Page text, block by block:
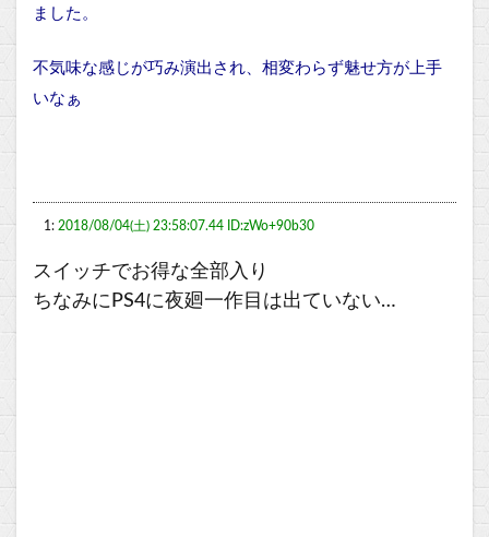
ました。
不気味な感じが巧み演出され、相変わらず魅せ方が上手
いなぁ
1: 2018/08/04(土) 23:58:07.44 ID:zWo+90b30
スイッチでお得な全部入り
ちなみにPS4に夜廻一作目は出ていない…